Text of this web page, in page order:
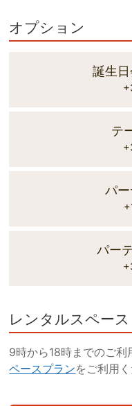
オプション
誕生
テ
パ
パー
レンタルスペース
9時から18時までのご利
ペースプランをご利用く